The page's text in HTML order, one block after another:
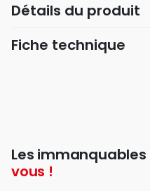
Détails du produit
Fiche technique
Les immanquables
vous !